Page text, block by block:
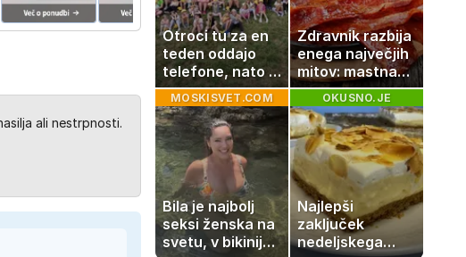
ali nestrpnosti.
Otroci tu za en
teden oddajo
telefone, nato pa
se zgodi nekaj
nepričakovanega
Zdravnik razbija
enega največjih
mitov: mastna
jetra ne
nastanejo
zaradi slanine,
temveč zaradi
živila, ki ga
imamo vsi radi
MOSKISVET.COM
Bila je najbolj
seksi ženska na
svetu, v bikiniju
OKUSNO.JE
Najlepši
zaključek
nedeljskega